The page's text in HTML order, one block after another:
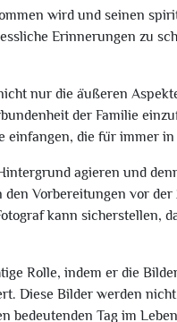
wird und seinen
Erinnerungen zu
nur die äußeren
der Familie
einfangen, die für immer
agieren und
Vorbereitungen vor
kann sicherstellen,
Rolle, indem er die
Diese Bilder werden
bedeutenden Tag im